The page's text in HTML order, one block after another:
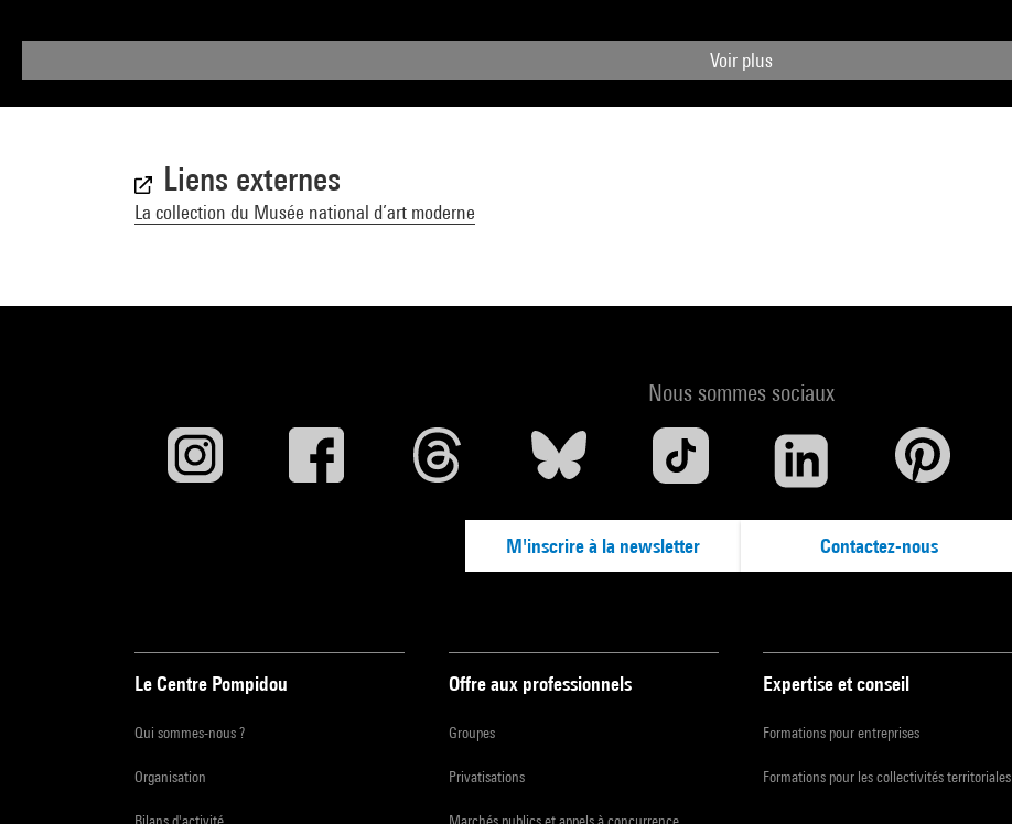
Voir plus
Liens externes
La collection du Musée national d’art moderne
Nous sommes sociaux
M'inscrire à la newsletter Contactez-nous
Le Centre Pompidou
Qui sommes-nous ?
Organisation
Offre aux professionnels
Groupes
Privatisations
Expertise et conseil
Formations pour entreprises
Formations pour les collectivités territoriales